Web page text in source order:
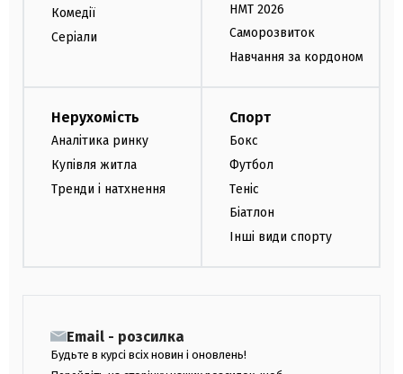
Комедії
Серіали
НМТ 2026
Саморозвиток
Навчання за кордоном
Нерухомість
Аналітика ринку
Купівля житла
Тренди і натхнення
Спорт
Бокс
Футбол
Теніс
Біатлон
Інші види спорту
Email - розсилка
Будьте в курсі всіх новин і оновлень!